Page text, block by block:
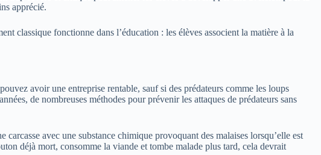
apprécié.
classique fonctionne dans l’éducation : les élèves associent la matière à la
avoir une entreprise rentable, sauf si des prédateurs comme les loups
de nombreuses méthodes pour prévenir les attaques de prédateurs sans
carcasse avec une substance chimique provoquant des malaises lorsqu’elle est
déjà mort, consomme la viande et tombe malade plus tard, cela devrait